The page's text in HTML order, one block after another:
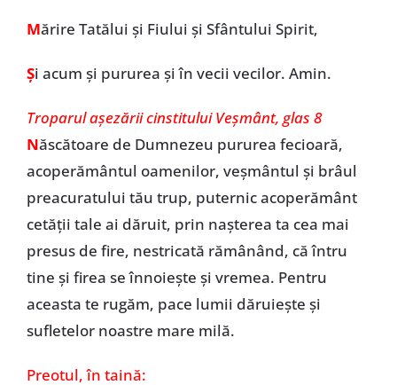
Mărire Tatălui și Fiului și Sfântului Spirit,
Și acum și pururea și în vecii vecilor. Amin.
Troparul așezării cinstitului Veșmânt, glas 8
Născătoare de Dumnezeu pururea fecioară,
acoperământul oamenilor, veșmântul și brâul
preacuratului tău trup, puternic acoperământ
cetății tale ai dăruit, prin nașterea ta cea mai
presus de fire, nestricată rămânând, că întru
tine și firea se înnoiește și vremea. Pentru
aceasta te rugăm, pace lumii dăruiește și
sufletelor noastre mare milă.
Preotul, în taină: